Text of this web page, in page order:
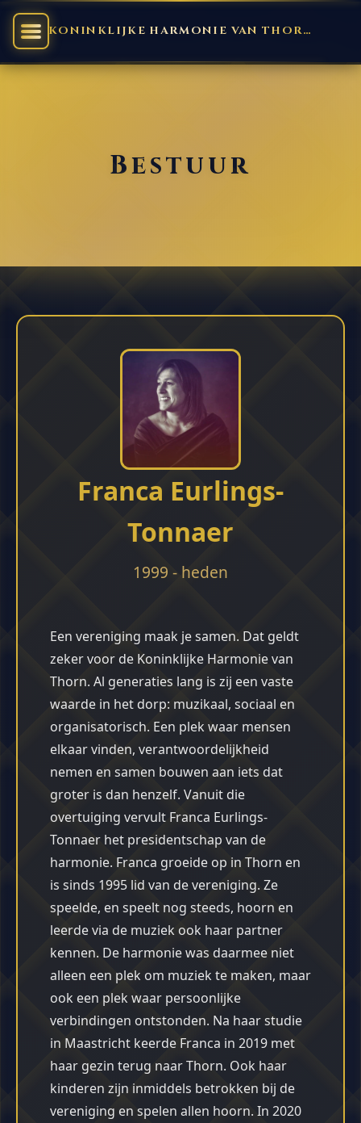
KONINKLIJKE HARMONIE VAN THORN
Bestuur
Franca Eurlings-
Tonnaer
1999 - heden
Een vereniging maak je samen. Dat geldt
zeker voor de Koninklijke Harmonie van
Thorn. Al generaties lang is zij een vaste
waarde in het dorp: muzikaal, sociaal en
organisatorisch. Een plek waar mensen
elkaar vinden, verantwoordelijkheid
nemen en samen bouwen aan iets dat
groter is dan henzelf. Vanuit die
overtuiging vervult Franca Eurlings-
Tonnaer het presidentschap van de
harmonie. Franca groeide op in Thorn en
is sinds 1995 lid van de vereniging. Ze
speelde, en speelt nog steeds, hoorn en
leerde via de muziek ook haar partner
kennen. De harmonie was daarmee niet
alleen een plek om muziek te maken, maar
ook een plek waar persoonlijke
verbindingen ontstonden. Na haar studie
in Maastricht keerde Franca in 2019 met
haar gezin terug naar Thorn. Ook haar
kinderen zijn inmiddels betrokken bij de
vereniging en spelen allen hoorn. In 2020